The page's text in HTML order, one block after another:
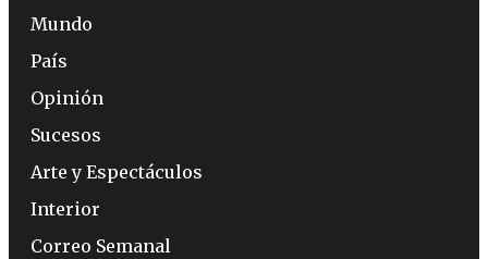
Mundo
País
Opinión
Sucesos
Arte y Espectáculos
Interior
Correo Semanal